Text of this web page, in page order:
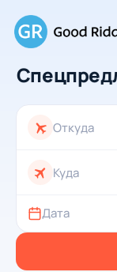
Дата